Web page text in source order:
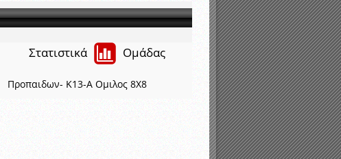
Στατιστικά Ομάδας
Προπαιδων- K13-Α Ομιλος 8Χ8